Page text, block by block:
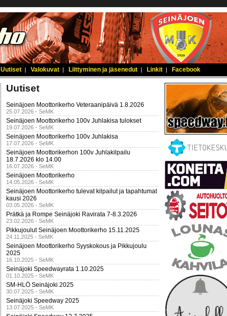
Uutiset | Valokuvat | Liittyminen ja jäsenedut | Linkit | Facebook
Uutiset
Seinäjoen Moottorikerho Veteraanipäivä 1.8.2026
25.07.2026 - SeMK
Seinäjoen Moottorikerho 100v Juhlakisa tulokset
19.07.2026 - SeMK
Seinäjoen Moottorikerho 100v Juhlakisa
17.07.2026 - SeMK
Seinäjoen Moottorikerhon 100v Juhlakilpailu
18.7.2026 klo 14.00
16.07.2026 - SeMK
Seinäjoen Moottorikerho
14.05.2026 - SeMK
Seinäjoen Moottorikerho tulevat kilpailut ja tapahtumat
kausi 2026
03.05.2026 - SeMK
Prätkä ja Rompe Seinäjoki Ravirata 7-8.3.2026
23.02.2026 - SeMK
Pikkujoulut Seinäjoen Moottorikerho 15.11.2025
24.11.2025 - SeMK
Seinäjoen Moottorikerho Syyskokous ja Pikkujoulu
2025
16.10.2025 - SeMK
Seinäjoki Speedwayrata 1.10.2025
01.10.2025 - SeMK
SM-HLÖ Seinäjoki 2025
30.07.2025 - SeMK
Seinäjoki Speedway 2025
13.07.2025 - SeMK